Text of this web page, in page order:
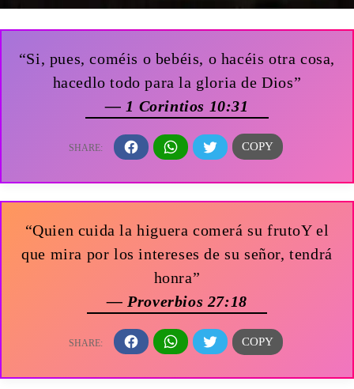
“Si, pues, coméis o bebéis, o hacéis otra cosa,
hacedlo todo para la gloria de Dios”
— 1 Corintios 10:31
“Quien cuida la higuera comerá su frutoY el
que mira por los intereses de su señor, tendrá
honra”
— Proverbios 27:18